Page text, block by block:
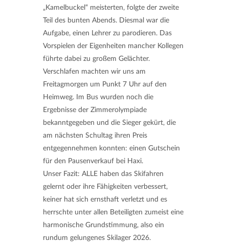
„Kamelbuckel“ meisterten, folgte der zweite
Teil des bunten Abends. Diesmal war die
Aufgabe, einen Lehrer zu parodieren. Das
Vorspielen der Eigenheiten mancher Kollegen
führte dabei zu großem Gelächter.
Verschlafen machten wir uns am
Freitagmorgen um Punkt 7 Uhr auf den
Heimweg. Im Bus wurden noch die
Ergebnisse der Zimmerolympiade
bekanntgegeben und die Sieger gekürt, die
am nächsten Schultag ihren Preis
entgegennehmen konnten: einen Gutschein
für den Pausenverkauf bei Haxi.
Unser Fazit: ALLE haben das Skifahren
gelernt oder ihre Fähigkeiten verbessert,
keiner hat sich ernsthaft verletzt und es
herrschte unter allen Beteiligten zumeist eine
harmonische Grundstimmung, also ein
rundum gelungenes Skilager 2026.